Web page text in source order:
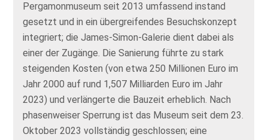
Pergamonmuseum seit 2013 umfassend instand
gesetzt und in ein übergreifendes Besuchskonzept
integriert; die James‑Simon‑Galerie dient dabei als
einer der Zugänge. Die Sanierung führte zu stark
steigenden Kosten (von etwa 250 Millionen Euro im
Jahr 2000 auf rund 1,507 Milliarden Euro im Jahr
2023) und verlängerte die Bauzeit erheblich. Nach
phasenweiser Sperrung ist das Museum seit dem 23.
Oktober 2023 vollständig geschlossen; eine